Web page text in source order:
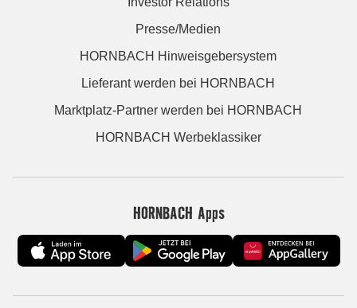
Presse/Medien
HORNBACH Hinweisgebersystem
Lieferant werden bei HORNBACH
Marktplatz-Partner werden bei HORNBACH
HORNBACH Werbeklassiker
HORNBACH Apps